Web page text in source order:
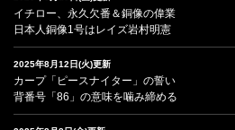
イチロー、永久欠番＆銅像の偉業
日本人銅像1号はレイズ岩村明憲
2025年8月12日(火)更新
カープ「ピースナイター」の誓い
背番号「86」の意味を噛み締める